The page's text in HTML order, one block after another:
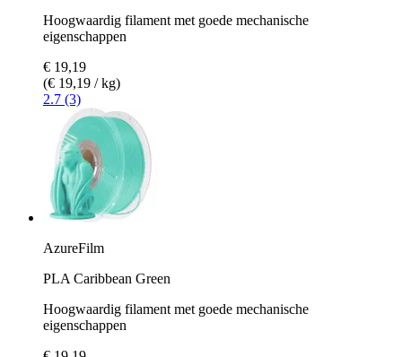
Hoogwaardig filament met goede mechanische
eigenschappen
€ 19,19
(€ 19,19 / kg)
2.7 (3)
AzureFilm
PLA Caribbean Green
Hoogwaardig filament met goede mechanische
eigenschappen